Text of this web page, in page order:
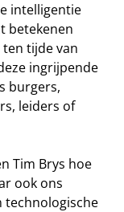
intelligentie
betekenen
tijde van
ingrijpende
burgers,
leiders of
Tim Brys hoe
ook ons
technologische